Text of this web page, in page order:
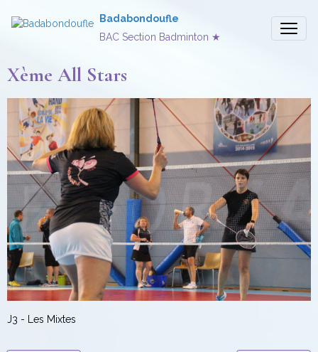
Badabondoufle
BAC Section Badminton ★
Xème All Stars
J3 - Les Mixtes